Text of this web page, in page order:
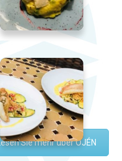
Lesen Sie mehr über OJÉN